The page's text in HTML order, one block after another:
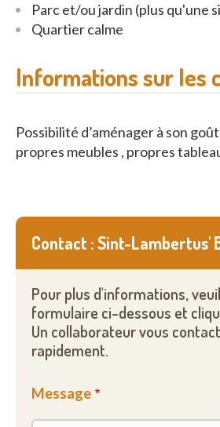
Parc et/ou jardin (plus qu'une
Quartier calme
Informations sur les
Possibilité d’aménager à son
propres meubles , propres
Contact : Sint-Lambertus'
Pour plus d'informations,
formulaire ci-dessous et
Un collaborateur vous
rapidement.
Message